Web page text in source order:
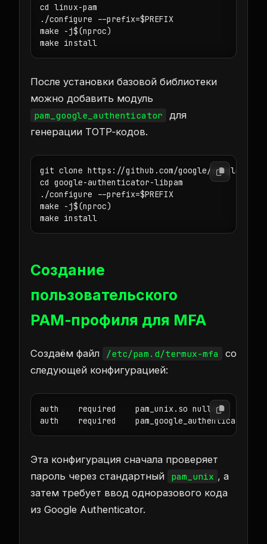
cd linux-pam
./configure --prefix=$PREFIX
make -j$(nproc)
make install
После установки базовой библиотеки
можно добавить модуль
pam_google_authenticator
для
генерации TOTP‑кодов.
git clone https://github.com/google/google-
cd google-authenticator-libpam
./configure --prefix=$PREFIX
make -j$(nproc)
make install
Создание
пользовательского
PAM‑профиля для MFA
Создаём файл /etc/pam.d/termux-mfa
со
следующей конфигурацией:
auth    required    pam_unix.so nullok
auth    required
Эта конфигурация сначала проверяет
пароль через стандартный
pam_unix , а
затем требует ввод одноразового кода
из Google Authenticator.